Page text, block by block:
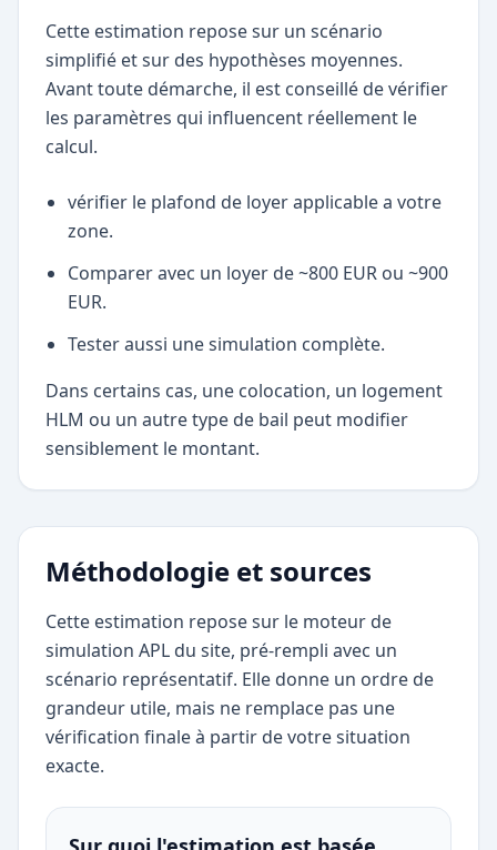
Cette estimation repose sur un scénario
simplifié et sur des hypothèses moyennes.
Avant toute démarche, il est conseillé de vérifier
les paramètres qui influencent réellement le
calcul.
vérifier le plafond de loyer applicable a votre
zone.
Comparer avec un loyer de ~800 EUR ou ~900
EUR.
Tester aussi une simulation complète.
Dans certains cas, une colocation, un logement
HLM ou un autre type de bail peut modifier
sensiblement le montant.
Méthodologie et sources
Cette estimation repose sur le moteur de
simulation APL du site, pré-rempli avec un
scénario représentatif. Elle donne un ordre de
grandeur utile, mais ne remplace pas une
vérification finale à partir de votre situation
exacte.